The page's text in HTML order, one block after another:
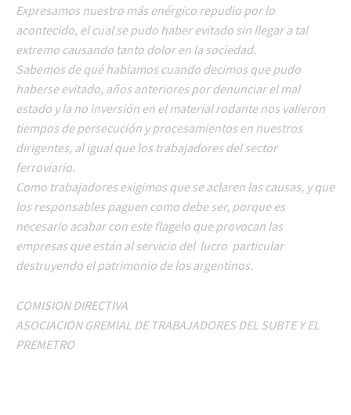
Expresamos nuestro más enérgico repudio por lo
acontecido, el cual se pudo haber evitado sin llegar a tal
extremo causando tanto dolor en la sociedad.
Sabemos de qué hablamos cuando decimos que pudo
haberse evitado, años anteriores por denunciar el mal
estado y la no inversión en el material rodante nos valieron
tiempos de persecución y procesamientos en nuestros
dirigentes, al igual que los trabajadores del sector
ferroviario.
Como trabajadores exigimos que se aclaren las causas, y que
los responsables paguen como debe ser, porque es
necesario acabar con este flagelo que provocan las
empresas que están al servicio del lucro particular
destruyendo el patrimonio de los argentinos.
COMISION DIRECTIVA
ASOCIACION GREMIAL DE TRABAJADORES DEL SUBTE Y EL
PREMETRO